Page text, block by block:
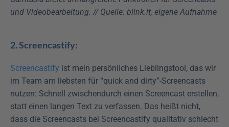
und Videobearbeitung. // Quelle: blink.it, eigene Aufnahme
2. Screencastify:
Screencastify ist mein persönliches Lieblingstool, das wir
im Team am liebsten für “quick and dirty”-Screencasts
nutzen: Schnell zwischendurch einen Screencast erstellen,
statt einen langen Text zu verfassen. Das heißt nicht,
dass die Screencasts bei Screencastify qualitativ schlecht